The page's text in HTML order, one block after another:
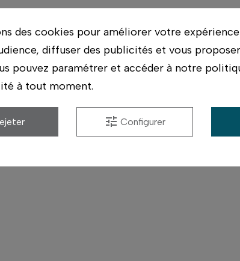
des cookies pour améliorer votre
diffuser des publicités et vous
pouvez paramétrer et accéder à notre
à tout moment.
tune Configurer